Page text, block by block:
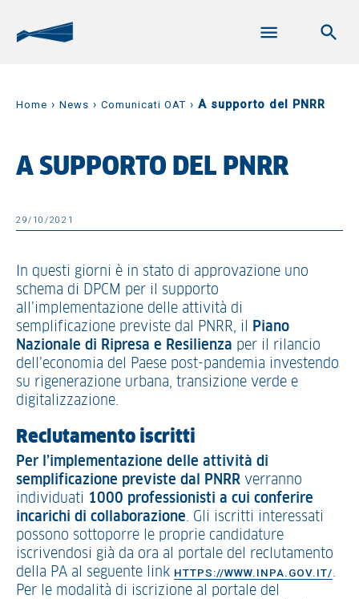
Home › News › Comunicati OAT › A supporto del PNRR
A SUPPORTO DEL PNRR
29/10/2021
In questi giorni è in stato di approvazione uno
schema di DPCM per il supporto
all’implementazione delle attività di
semplificazione previste dal PNRR, il
Piano
Nazionale di Ripresa e Resilienza per il rilancio
dell’economia del Paese post-pandemia investendo
su rigenerazione urbana, transizione verde e
digitalizzazione.
Reclutamento iscritti
Per l’implementazione delle attività di
semplificazione previste dal PNRR verranno
individuati 1000 professionisti a cui conferire
incarichi di collaborazione. Gli iscritti interessati
possono sottoporre le proprie candidature
iscrivendosi già da ora al portale del reclutamento
della PA al seguente link HTTPS://WWW.INPA.GOV.IT/.
Per le modalità di iscrizione al portale del